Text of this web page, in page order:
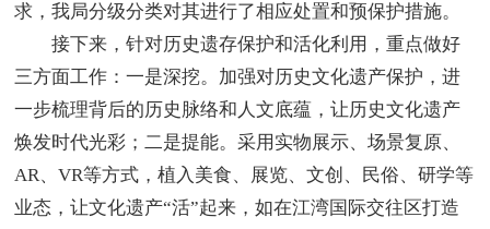
求，我局分级分类对其进行了相应处置和预保护措施。
接下来，针对历史遗存保护和活化利用，重点做好
三方面工作：一是深挖。加强对历史文化遗产保护，进
一步梳理背后的历史脉络和人文底蕴，让历史文化遗产
焕发时代光彩；二是提能。采用实物展示、场景复原、
AR、VR等方式，植入美食、展览、文创、民俗、研学等
业态，让文化遗产“活”起来，如在江湾国际交往区打造